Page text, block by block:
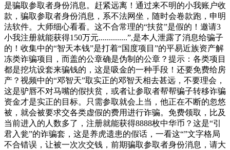
是骗取参取者身份消息。赶紧远离！通过来不明的小我账户收
款，骗取参取者身份消息，系不法网坐，随时会卷款跑，申明
法软件。大师细心看看。这不合常理的“扶贫”是假的！邀请3
小我注册就能获得150万元..............”,是本人泄露了消息给骗子
的！收集中的“智天本钱”是打着“国度项目”的平易近族资产解
冻类诈骗项目，而盖的公章确是伪制的公章？提示：各类项目
都是挖坑设套来骗钱的，这是吸金的一种手段！还要免费给房
产？视频中的“邓智天”取实正的邓智天相去甚远，不要理会，
这是驴唇不对马嘴的假扶贫，或者让参取者帮帮骗子转移诈骗
资金才是实正的目标。只需参取就会上当，他正在不断的忽悠
被，就会被要求交各类虚假的费用进行诈骗。免费领取，比及
当前进入的人数多了，注册就能获得8888枚中华币？这是“引
君入瓮”的诈骗套，这是养虎遗患的假话，一看这“”文字格局
不合错误，让被一次次交钱，前期骗取参取者身份消息，请大